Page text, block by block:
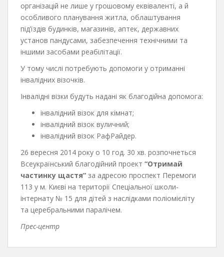
організацій не лише у грошовому еквіваленті, а й
особливого планування житла, облаштування
під’їздів будинків, магазинів, аптек, державних
установ пандусами, забезпечення технічними та
іншими засобами реабілітації.
У тому числі потребують допомоги у отриманні
інвалідних візочків.
Інвалідні візки будуть надані як благодійна допомога:
інвалідний візок для кімнат;
інвалідний візок вуличний;
інвалідний візок РафРайдер.
26 вересня 2014 року о 10 год. 30 хв. розпочнеться
Всеукраїнський благодійний проект “Отримай
частинку щастя” за адресою проспект Перемоги
113 у м. Києві на території Спеціальної школи-
інтернату № 15 для дітей з наслідками поліомієліту
та церебральними паралічем.
Прес-центр